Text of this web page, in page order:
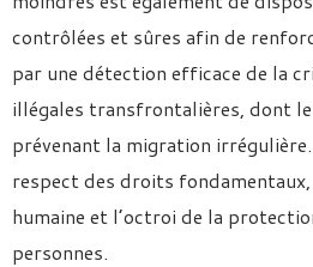
contrôlées et sûres afin de
par une détection efficace de la
illégales transfrontalières, dont
prévenant la migration
respect des droits
humaine et l’octroi de la
personnes.